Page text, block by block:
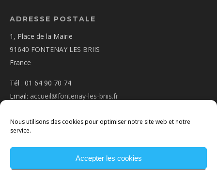
Nous utilisons des cookies pour optimiser notre site web et notre
service.
Accepter les cookies
ADRESSE POSTALE
1, Place de la Mairie
91640 FONTENAY LES BRIIS
France
Tél : 01 64 90 70 74
Email: accueil@fontenay-les-briis.fr
NOUS CONTACTER